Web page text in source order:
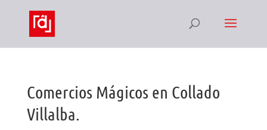
Comercios Mágicos en Collado
Villalba.